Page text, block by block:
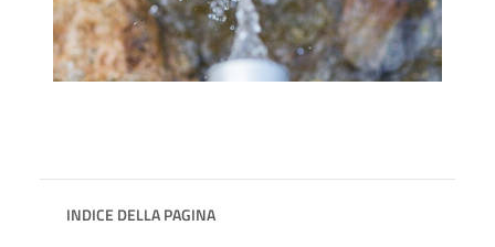
INDICE DELLA PAGINA